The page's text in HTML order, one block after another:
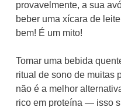
provavelmente, a sua
beber uma xícara de
bem! É um mito!
Tomar uma bebida
ritual de sono de muitas
não é a melhor
rico em proteína — isso